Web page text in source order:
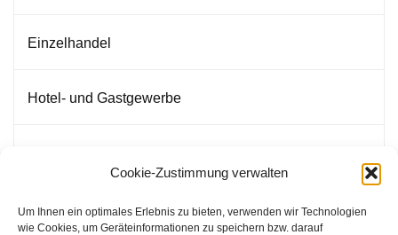
Cookie-Zustimmung verwalten
Um Ihnen ein optimales Erlebnis zu bieten, verwenden wir Technologien
wie Cookies, um Geräteinformationen zu speichern bzw. darauf
Einzelhandel
Hotel- und Gastgewerbe
Wir unterstützen Sie!